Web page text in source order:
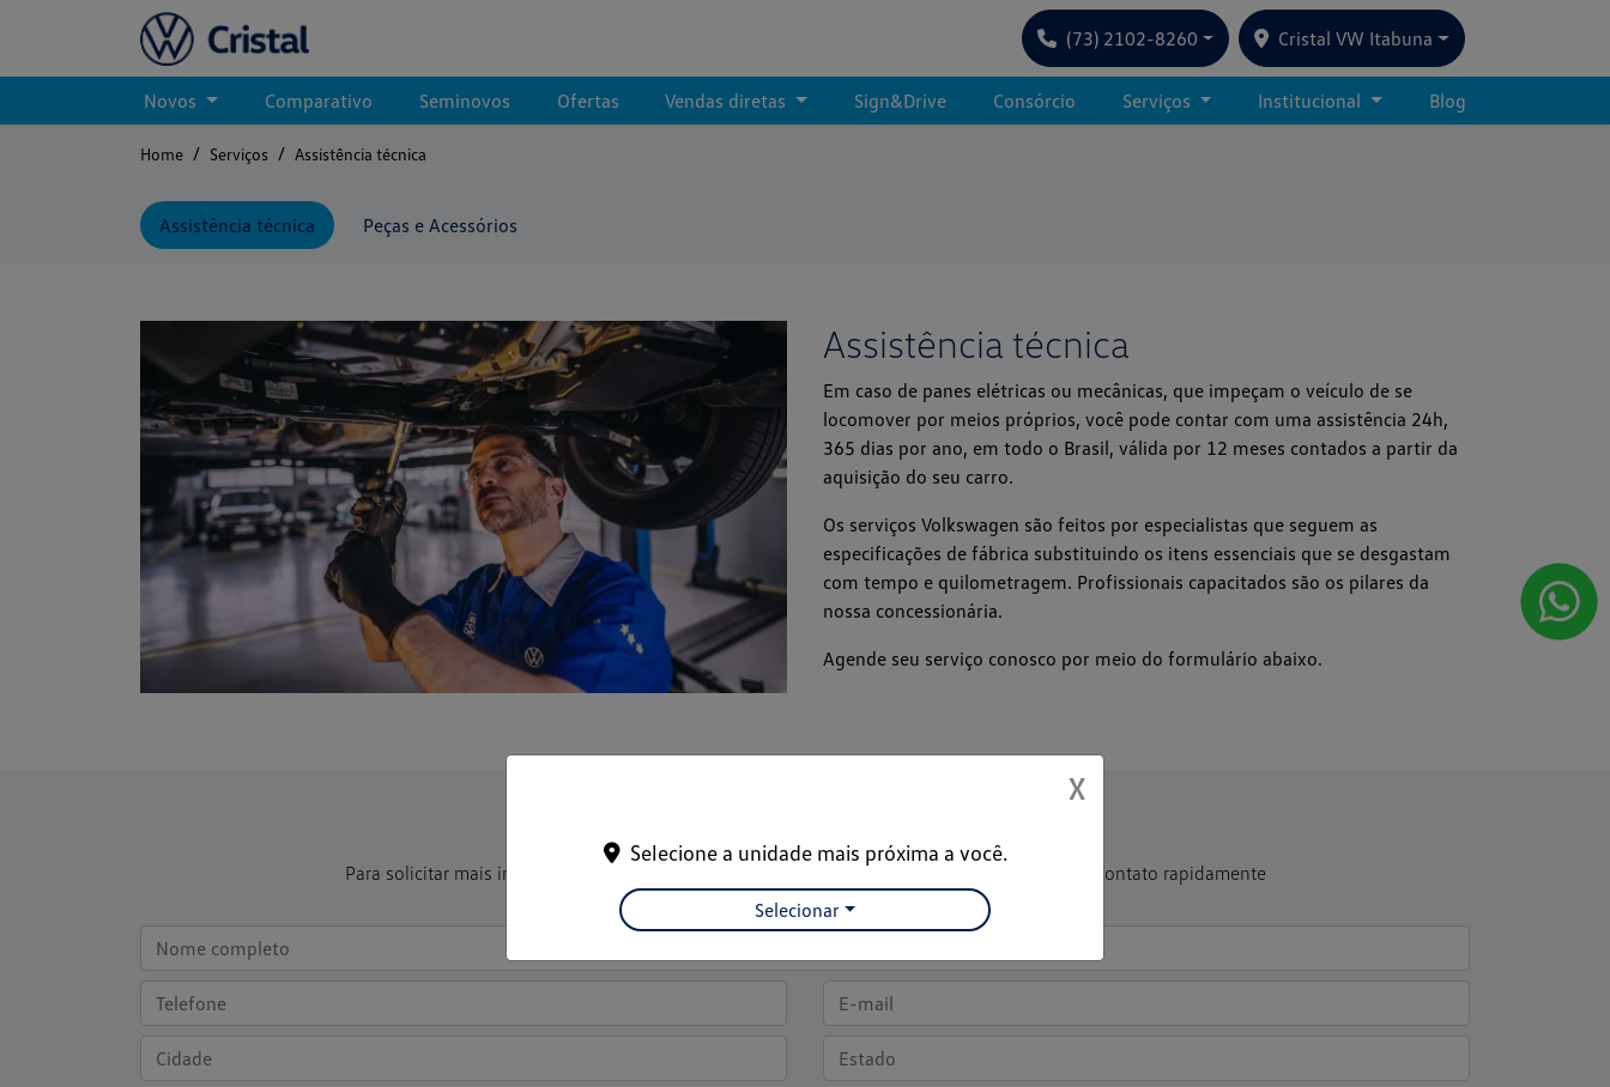
(73) 2102-8260 Cristal VW Itabuna
Novos Comparativo Seminovos Ofertas Vendas diretas Sign&Drive Consórcio Serviços Institucional Blog
Home Serviços Assistência técnica
Assistência técnica Peças e Acessórios
Assistência técnica
Em caso de panes elétricas ou mecânicas, que impeçam o veículo de se
locomover por meios próprios, você pode contar com uma assistência 24h,
365 dias por ano, em todo o Brasil, válida por 12 meses contados a partir da
aquisição do seu carro.
Os serviços Volkswagen são feitos por especialistas que seguem as
especificações de fábrica substituindo os itens essenciais que se desgastam
com tempo e quilometragem. Profissionais capacitados são os pilares da
nossa concessionária.
Agende seu serviço conosco por meio do formulário abaixo.
Para solicitar mais informações, por favor, preencha o formulário abaixo que entraremos em contato rapidamente
X
Selecione a unidade mais próxima a você.
Selecionar